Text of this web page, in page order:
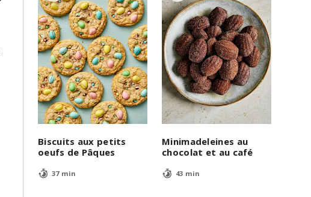
Biscuits aux petits
oeufs de Pâques
37 min
Minimadeleines au
chocolat et au café
43 min